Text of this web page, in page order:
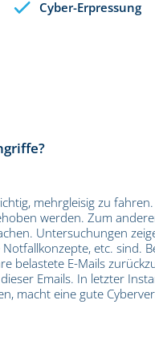
Cyber-Erpressung
mehrgleisig zu
werden. Zum
Untersuchungen
etc. sind.
belastete E-Mails
Emails. In letzter
macht eine gute